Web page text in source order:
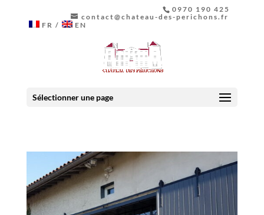
0970 190 425
contact@chateau-des-perichons.fr
FR
EN
Sélectionner une page